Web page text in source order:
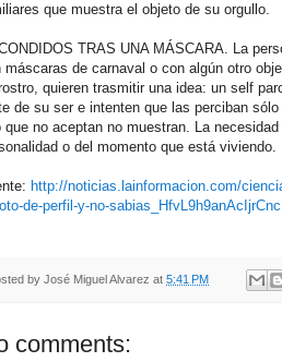
que muestra el objeto de su orgullo.
TRAS UNA MÁSCARA. La
máscaras de carnaval o con algún otro
quieren trasmitir una idea: un self
de su ser e intenten que las perciban
que no aceptan no muestran. La
o del momento que está viviendo.
http://noticias.lainformacion.com/
de-perfil-y-no-
by José Miguel Alvarez at 5:41 PM
comments: